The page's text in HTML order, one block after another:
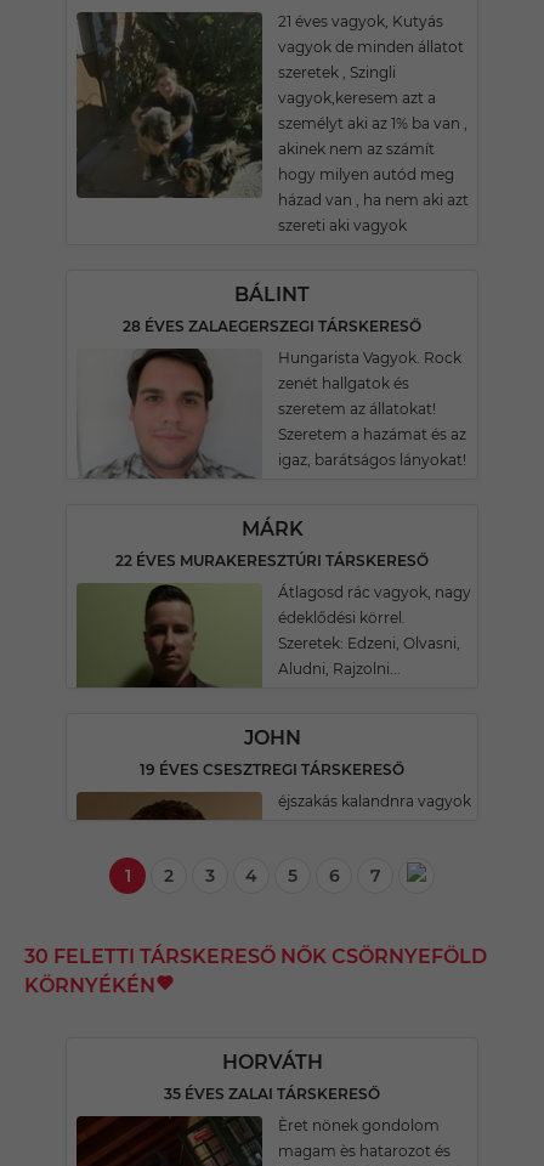
21 éves vagyok, Kutyás
vagyok de minden állatot
szeretek , Szingli
vagyok,keresem azt a
személyt aki az 1% ba van ,
akinek nem az számít
hogy milyen autód meg
házad van , ha nem aki azt
szereti aki vagyok
BÁLINT
28 ÉVES ZALAEGERSZEGI TÁRSKERESŐ
Hungarista Vagyok. Rock
zenét hallgatok és
szeretem az állatokat!
Szeretem a hazámat és az
igaz, barátságos lányokat!
MÁRK
22 ÉVES MURAKERESZTÚRI TÁRSKERESŐ
Átlagosd rác vagyok, nagy
édeklődési körrel.
Szeretek: Edzeni, Olvasni,
Aludni, Rajzolni...
JOHN
19 ÉVES CSESZTREGI TÁRSKERESŐ
éjszakás kalandnra vagyok
1 2 3 4 5 6 7
30 FELETTI TÁRSKERESŐ NŐK CSÖRNYEFÖLD
KÖRNYÉKÉN
HORVÁTH
35 ÉVES ZALAI TÁRSKERESŐ
Èret nönek gondolom
magam ès hatarozot és